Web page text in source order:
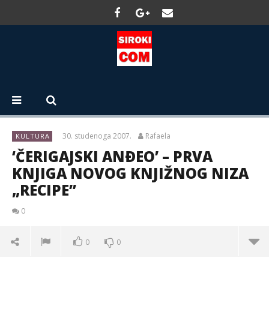
KULTURA 30. studenoga 2007. Rafaela
‘ČERIGAJSKI ANÐEO’ – PRVA
KNJIGA NOVOG KNJIŽNOG NIZA
„RECIPE”
0
0 0